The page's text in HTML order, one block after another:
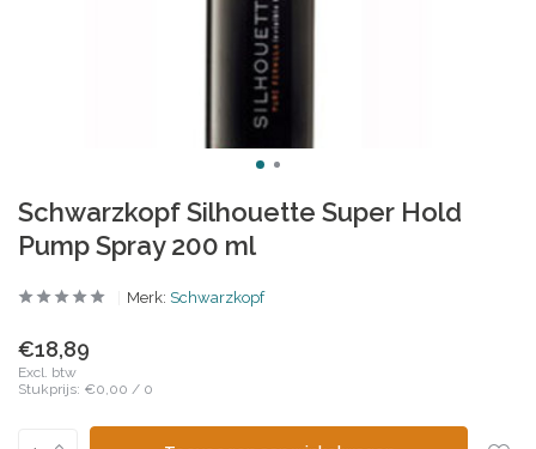
Schwarzkopf Silhouette Super Hold
Pump Spray 200 ml
Merk: Schwarzkopf
€18,89
Excl. btw
Stukprijs: €0,00 / 0